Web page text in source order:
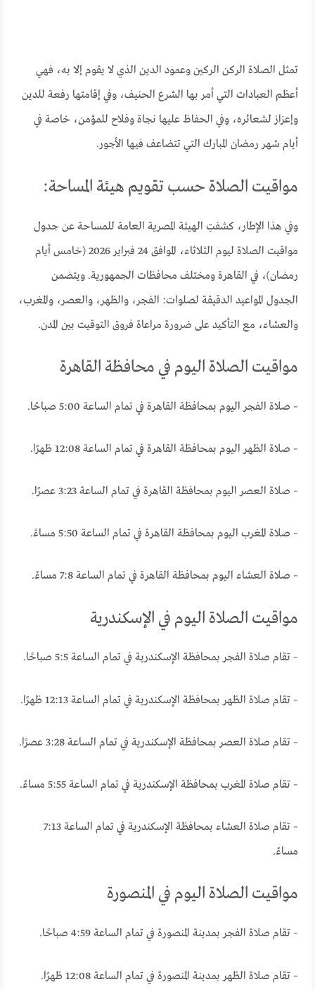
تمثل الصلاة الركن الركين وعمود الدين الذي لا يقوم إلا به، فهي
أعظم العبادات التي أمر بها الشرع الحنيف، وفي إقامتها رفعة للدين
وإعزاز لشعائره، وفي الحفاظ عليها نجاة وفلاح للمؤمن، خاصة في
أيام شهر رمضان المبارك التي تتضاعف فيها الأجور.
مواقيت الصلاة حسب تقويم هيئة المساحة:
وفي هذا الإطار، كشفتِ الهيئة المصرية العامة للمساحة عن جدول
مواقيت الصلاة ليوم الثلاثاء، الموافق 24 فبراير 2026 (خامس أيام
رمضان)، في القاهرة ومختلف محافظات الجمهورية. ويتضمن
الجدول المواعيد الدقيقة لصلوات: الفجر، والظهر، والعصر، والمغرب،
والعشاء، مع التأكيد على ضرورة مراعاة فروق التوقيت بين المدن.
مواقيت الصلاة اليوم في محافظة القاهرة
– صلاة الفجر اليوم بمحافظة القاهرة في تمام الساعة 5:00 صباحًا.
– صلاة الظهر اليوم بمحافظة القاهرة في تمام الساعة 12:08 ظهرًا.
– صلاة العصر اليوم بمحافظة القاهرة في تمام الساعة 3:23 عصرًا.
– صلاة المغرب اليوم بمحافظة القاهرة في تمام الساعة 5:50 مساءً.
– صلاة العشاء اليوم بمحافظة القاهرة في تمام الساعة 7:8 مساءً.
مواقيت الصلاة اليوم في الإسكندرية
– تقام صلاة الفجر بمحافظة الإسكندرية في تمام الساعة 5:5 صباحًا.
– تقام صلاة الظهر بمحافظة الإسكندرية في تمام الساعة 12:13 ظهرًا.
– تقام صلاة العصر بمحافظة الإسكندرية في تمام الساعة 3:28 عصرًا.
– تقام صلاة المغرب بمحافظة الإسكندرية في تمام الساعة 5:55 مساءً.
– تقام صلاة العشاء بمحافظة الإسكندرية في تمام الساعة 7:13
مساءً.
مواقيت الصلاة اليوم في المنصورة
– تقام صلاة الفجر بمدينة المنصورة في تمام الساعة 4:59 صباحًا.
– تقام صلاة الظهر بمدينة المنصورة في تمام الساعة 12:08 ظهرًا.